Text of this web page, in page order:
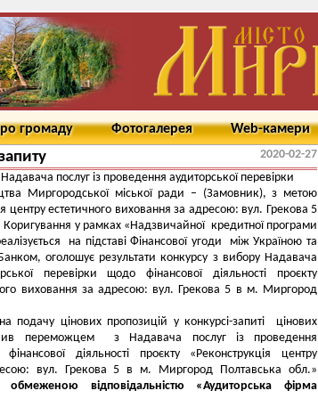
громаду Фотогалерея Web-камери
2020-02-27
послуг із проведення аудиторської перевірки
Миргородської міської ради – (Замовник), з метою
центру естетичного виховання за адресою: вул. Грекова 5
у рамках «Надзвичайної кредитної програми
на підставі Фінансової угоди між Україною та
оголошує результати конкурсу з вибору Надавача
перевірки щодо фінансової діяльності проєкту
виховання за адресою: вул. Грекова 5 в м. Миргород
цінових пропозицій у конкурсі-запиті цінових
переможцем з Надавача послуг із проведення
діяльності проєкту «Реконструкція центру
вул. Грекова 5 в м. Миргород Полтавська обл.»
обмеженою відповідальністю «Аудиторська фірма